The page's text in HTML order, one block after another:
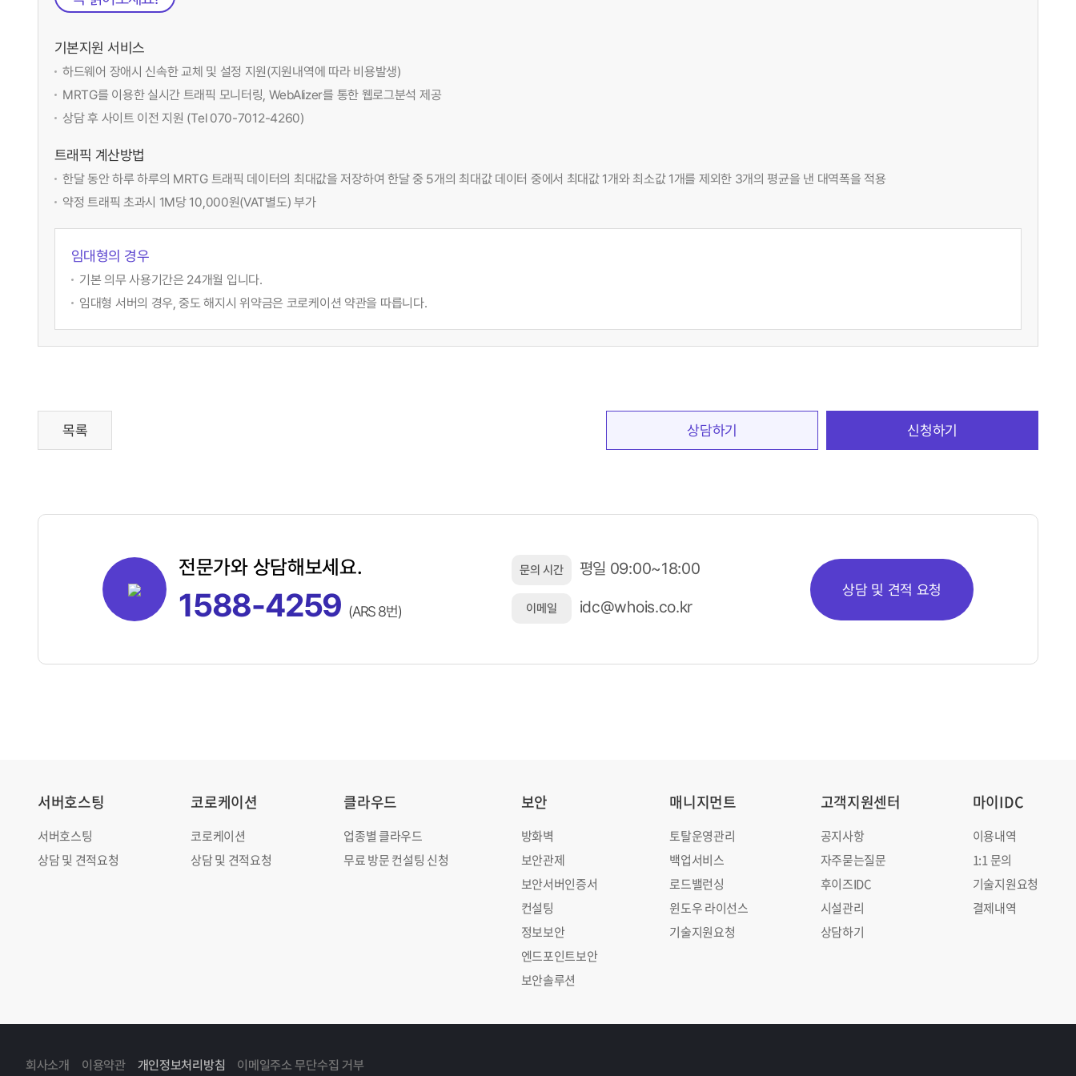
기본지원 서비스
하드웨어 장애시 신속한 교체 및 설정 지원(지원내역에 따라 비용발생)
MRTG를 이용한 실시간 트래픽 모니터링, WebAlizer를 통한 웹로그분석 제공
상담 후 사이트 이전 지원 (Tel 070-7012-4260)
트래픽 계산방법
한달 동안 하루 하루의 MRTG 트래픽 데이터의 최대값을 저장하여 한달 중 5개의 최대값 데이터 중에서 최대값 1개와 최소값 1개를 제외한 3개의 평균을 낸 대역폭을 적용
약정 트래픽 초과시 1M당 10,000원(VAT별도) 부가
임대형의 경우
기본 의무 사용기간은 24개월 입니다.
임대형 서버의 경우, 중도 해지시 위약금은 코로케이션 약관을 따릅니다.
목록 상담하기 신청하기
전문가와 상담해보세요.
1588-4259 (ARS 8번)
문의 시간 평일 09:00~18:00
이메일 idc@whois.co.kr
상담 및 견적 요청
서버호스팅
서버호스팅
상담 및 견적요청
코로케이션
코로케이션
상담 및 견적요청
클라우드
업종별 클라우드
무료 방문 컨설팅 신청
보안
방화벽
보안관제
보안서버인증서
컨설팅
정보보안
엔드포인트보안
보안솔루션
매니지먼트
토탈운영관리
백업서비스
로드밸런싱
윈도우 라이선스
기술지원요청
고객지원센터
공지사항
자주묻는질문
후이즈IDC
시설관리
상담하기
마이IDC
이용내역
1:1 문의
기술지원요청
결제내역
회사소개 이용약관 개인정보처리방침 이메일주소 무단수집 거부